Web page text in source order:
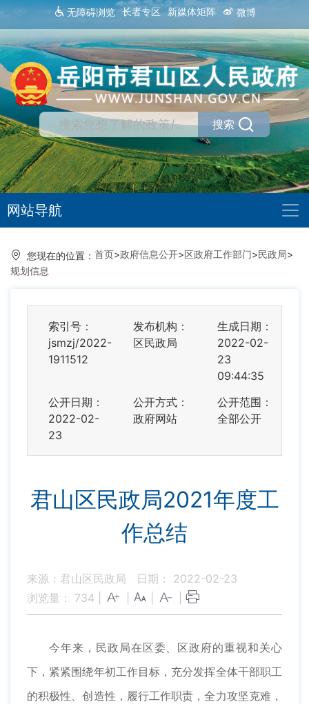
无障碍浏览 长者专区 新媒体矩阵 微博
搜索
网站导航
您现在的位置： 首页>政府信息公开>区政府工作部门>民政局>
规划信息
索引号：
jsmzj/2022-
1911512
发布机构：
区民政局
生成日期：
2022-02-
23
09:44:35
公开日期：
2022-02-
23
公开方式：
政府网站
公开范围：
全部公开
君山区民政局2021年度工
作总结
来源：君山区民政局
日期： 2022-02-23
浏览量： 734
今年来，民政局在区委、区政府的重视和关心
下，紧紧围绕年初工作目标，充分发挥全体干部职工
的积极性、创造性，履行工作职责，全力攻坚克难，